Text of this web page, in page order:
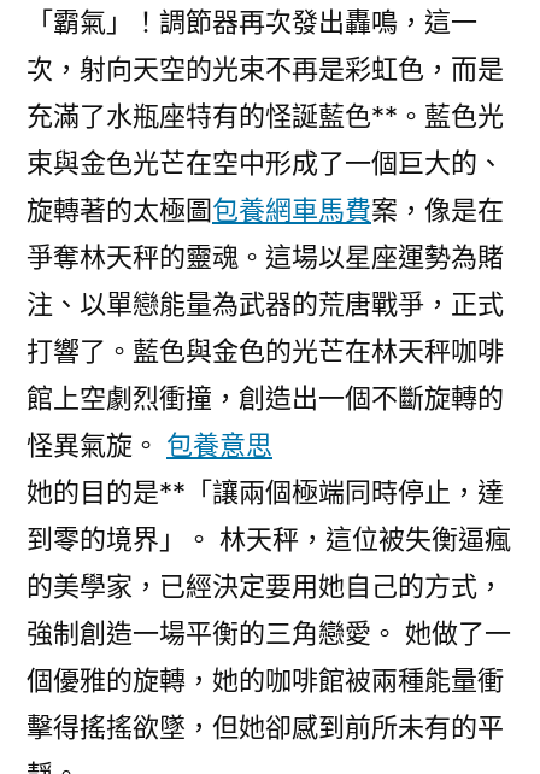
「霸氣」！調節器再次發出轟鳴，這一
次，射向天空的光束不再是彩虹色，而是
充滿了水瓶座特有的怪誕藍色**。藍色光
束與金色光芒在空中形成了一個巨大的、
旋轉著的太極圖包養網車馬費案，像是在
爭奪林天秤的靈魂。這場以星座運勢為賭
注、以單戀能量為武器的荒唐戰爭，正式
打響了。藍色與金色的光芒在林天秤咖啡
館上空劇烈衝撞，創造出一個不斷旋轉的
怪異氣旋。 包養意思
她的目的是**「讓兩個極端同時停止，達
到零的境界」。 林天秤，這位被失衡逼瘋
的美學家，已經決定要用她自己的方式，
強制創造一場平衡的三角戀愛。 她做了一
個優雅的旋轉，她的咖啡館被兩種能量衝
擊得搖搖欲墜，但她卻感到前所未有的平